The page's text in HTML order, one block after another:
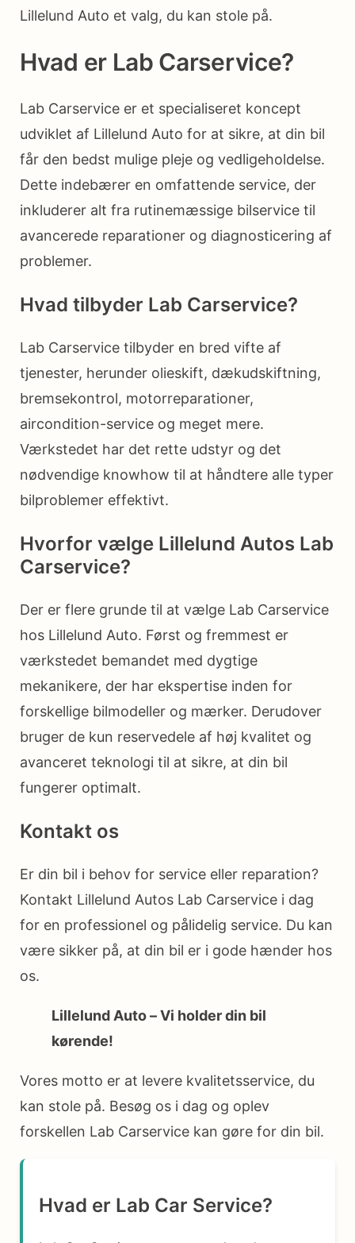
Lillelund Auto et valg, du kan stole på.
Hvad er Lab Carservice?
Lab Carservice er et specialiseret koncept
udviklet af Lillelund Auto for at sikre, at din bil
får den bedst mulige pleje og vedligeholdelse.
Dette indebærer en omfattende service, der
inkluderer alt fra rutinemæssige bilservice til
avancerede reparationer og diagnosticering af
problemer.
Hvad tilbyder Lab Carservice?
Lab Carservice tilbyder en bred vifte af
tjenester, herunder olieskift, dækudskiftning,
bremsekontrol, motorreparationer,
aircondition-service og meget mere.
Værkstedet har det rette udstyr og det
nødvendige knowhow til at håndtere alle typer
bilproblemer effektivt.
Hvorfor vælge Lillelund Autos Lab
Carservice?
Der er flere grunde til at vælge Lab Carservice
hos Lillelund Auto. Først og fremmest er
værkstedet bemandet med dygtige
mekanikere, der har ekspertise inden for
forskellige bilmodeller og mærker. Derudover
bruger de kun reservedele af høj kvalitet og
avanceret teknologi til at sikre, at din bil
fungerer optimalt.
Kontakt os
Er din bil i behov for service eller reparation?
Kontakt Lillelund Autos Lab Carservice i dag
for en professionel og pålidelig service. Du kan
være sikker på, at din bil er i gode hænder hos
os.
Lillelund Auto – Vi holder din bil
kørende!
Vores motto er at levere kvalitetsservice, du
kan stole på. Besøg os i dag og oplev
forskellen Lab Carservice kan gøre for din bil.
Hvad er Lab Car Service?